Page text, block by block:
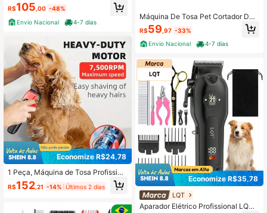
R$105 ,00 -48%
Envio Nacional
4-7 dias
Economize R$24,78
1 Peça, Máquina de Tosa Profission
al para Cães Recarregável, Aparad
or de Pelos de Animais de Estimaçã
Animais de Estimação de Baixo Ruí
R$152 ,21 -14% Últimos 2 dias
Máquina De Tosa Pet Cortador De
Pelos Para Animais De Estimação El
étrico USB 4 Em 1 - BINGO
R$59 ,97 -33%
Envio Nacional
4-7 dias
Economize R$35,78
LQT
Aparador Elétrico Profissional LQT